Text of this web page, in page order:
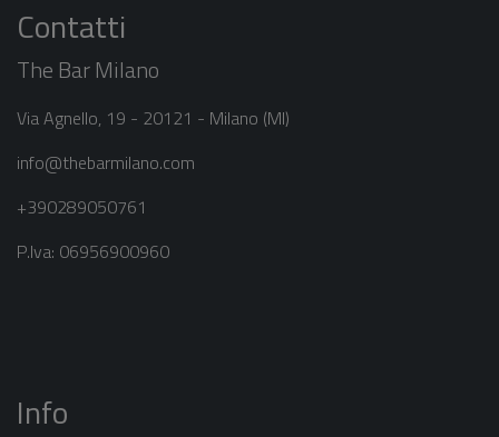
Contatti
The Bar Milano
Via Agnello, 19 - 20121 - Milano (MI)
info@thebarmilano.com
+390289050761
P.Iva: 06956900960
Info